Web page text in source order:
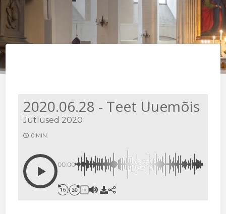
2020.06.28 - Teet Uuemõis
Jutlused 2020
0 MIN.
00:00
1X